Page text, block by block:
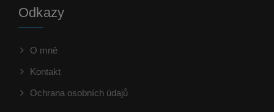
Odkazy
O mně
Kontakt
Ochrana osobních údajů